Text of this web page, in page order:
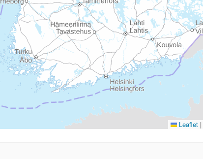
Leaflet |